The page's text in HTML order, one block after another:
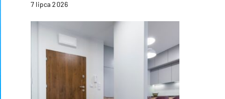
7 lipca 2026